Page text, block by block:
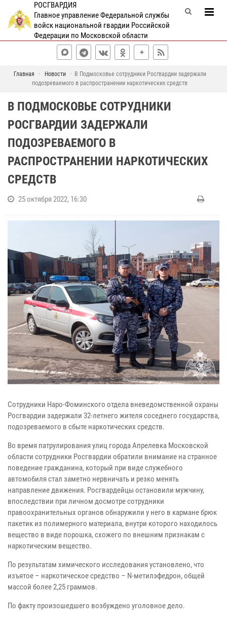
РОСГВАРДИЯ
Главное управление Федеральной службы
войск национальной гвардии Российской
Федерации по Московской области
Главная Новости
В Подмосковье сотрудники Росгвардии задержали
подозреваемого в распространении наркотических средств
В ПОДМОСКОВЬЕ СОТРУДНИКИ
РОСГВАРДИИ ЗАДЕРЖАЛИ
ПОДОЗРЕВАЕМОГО В
РАСПРОСТРАНЕНИИ НАРКОТИЧЕСКИХ
СРЕДСТВ
25 октября 2022, 16:30
Сотрудники Наро-Фоминского отдела вневедомственной охраны
Росгвардии задержали 32-летнего жителя соседнего государства,
подозреваемого в сбыте наркотических средств.
Во время патрулирования улиц города Апрелевка Московской
области сотрудники Росгвардии обратили внимание на странное
поведение гражданина, который при виде служебного
автомобиля стал заметно нервничать и резко менять
направление движения. Росгвардейцы остановили мужчину,
впоследствии при личном досмотре сотрудники
правоохранительных органов обнаружили у него в кармане брюк
пакетик из полимерного материала, внутри которого находилось
вещество в виде порошка, схожего по внешним признакам с
наркотическим вещество.
По результатам химического исследования установлено, что
изъятое – наркотическое средство – N-метилэфедрон, общей
массой более 2,25 граммов.
По факту произошедшего возбуждено уголовное дело.